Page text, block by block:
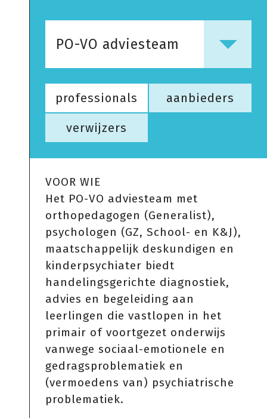
PO-VO adviesteam
professionals aanbieders
verwijzers
VOOR WIE
Het PO-VO adviesteam met
orthopedagogen (Generalist),
psychologen (GZ, School- en K&J),
maatschappelijk deskundigen en
kinderpsychiater biedt
handelingsgerichte diagnostiek,
advies en begeleiding aan
leerlingen die vastlopen in het
primair of voortgezet onderwijs
vanwege sociaal-emotionele en
gedragsproblematiek en
(vermoedens van) psychiatrische
problematiek.